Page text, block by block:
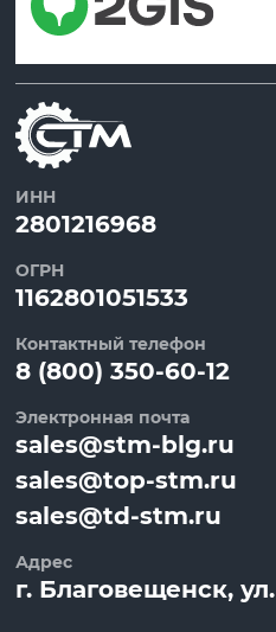
ИНН
2801216968
ОГРН
1162801051533
Контактный телефон
8 (800) 350-60-12
Электронная почта
sales@stm-blg.ru
sales@top-stm.ru
sales@td-stm.ru
Адрес
г. Благовещенск, ул.